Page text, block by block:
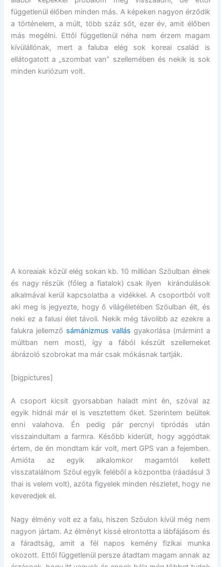
függetlenül élőben minden más. A képeken nagyon érződik
a történelem, a múlt, több száz sőt, ezer év, amit élőben
más megélni. Ettől függetlenül néha nem érzem magam
kívülállónak, mert a faluba elég sok koreai család is
ellátogatott a „szombat van” szellemében és nekik is sok
minden kuriózum volt.
A koreaiak közül elég sokan kb. 10 millióan Szöulban élnek
és nagy részük (főleg a fiatalok) csak ilyen kirándulások
alkalmával kerül kapcsolatba a vidékkel. A csoportból volt
aki meg is jegyezte, hogy ő világéletében Szöulban élt, és
neki ez a falusi élet távoli. Nekik még távolibb az ezekre a
falukra jellemző sámánizmus vallás gyakorlása (mármint a
múltban nem most), így a fából készült szellemeket
ábrázoló szobrokat ma már csak mókásnak tartják.
[bigpictures]
A csoport kicsit gyorsabban haladt mint én, szóval az
egyik hídnál már el is vesztettem őket. Szerintem beültek
enni valahova. Én pedig pár percnyi tipródás után
visszaindultam a farmra. Később kiderült, hogy aggódtak
értem, de én mondtam kár volt, mert GPS van a fejemben.
Amióta az egyik alkalomkor magamtól kellett
visszatalálnom Szöul egyik feléből a központba (ráadásul 3
thai is velem volt), azóta figyelek minden részletet, hogy ne
keveredjek el.
Nagy élmény volt ez a falu, hiszen Szöulon kívül még nem
nagyon jártam. Az élményt kissé elrontotta a lábfájásom és
a fáradtság, amit a fél napos kemény fizikai munka
okozott. Ettől függetlenül persze átadtam magam annak az